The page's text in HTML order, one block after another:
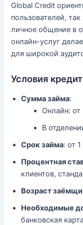
Global Credit
пользователей,
личное общение в
онлайн-услуг
для широкой
Условия
Сумма займа:
Онлайн: от
В
Срок займа: от
Процентная
клиентов,
Возраст
Необходимые
банковская